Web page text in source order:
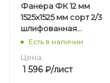
Фанера ФК 12 мм
1525х1525 мм сорт 2/3
шлифованная
березовая
Есть в наличии
Цена:
1 596₽/лист